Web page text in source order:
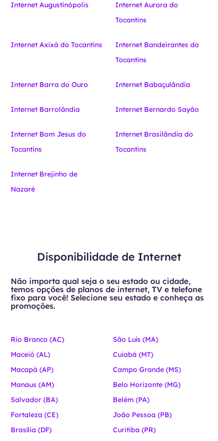
Internet Augustinópolis
Internet Aurora do
Tocantins
Internet Axixá do Tocantins
Internet Bandeirantes do
Tocantins
Internet Barra do Ouro Internet Babaçulândia
Internet Barrolândia Internet Bernardo Sayão
Internet Bom Jesus do
Tocantins
Internet Brasilândia do
Tocantins
Internet Brejinho de
Nazaré
Disponibilidade de Internet
Não importa qual seja o seu estado ou cidade,
temos opções de planos de internet, TV e telefone
fixo para você! Selecione seu estado e conheça as
promoções.
Rio Branco (AC)
Maceió (AL)
Macapá (AP)
Manaus (AM)
Salvador (BA)
Fortaleza (CE)
Brasília (DF)
São Luís (MA)
Cuiabá (MT)
Campo Grande (MS)
Belo Horizonte (MG)
Belém (PA)
João Pessoa (PB)
Curitiba (PR)